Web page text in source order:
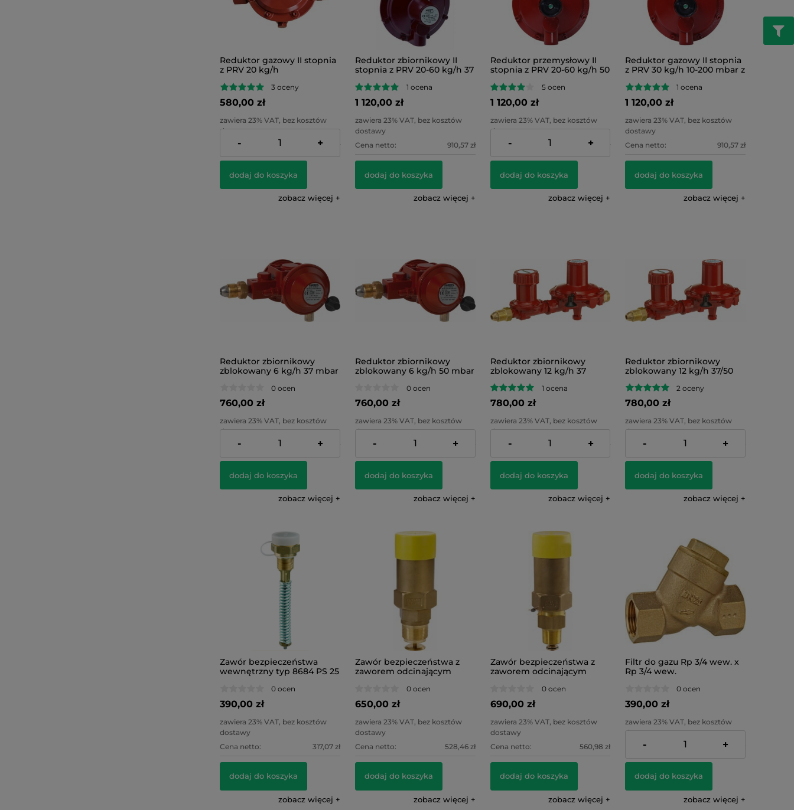
Reduktor gazowy II stopnia
z PRV 20 kg/h
3 oceny
580,00 zł
zawiera 23% VAT, bez kosztów
dostawy
Cena netto:
471,54 zł
- +
dodaj do koszyka
zobacz więcej
Reduktor zbiornikowy II
stopnia z PRV 20-60 kg/h 37
1 ocena
1 120,00 zł
zawiera 23% VAT, bez kosztów
dostawy
Cena netto:
910,57 zł
dodaj do koszyka
zobacz więcej
Reduktor przemysłowy II
stopnia z PRV 20-60 kg/h 50
5 ocen
1 120,00 zł
zawiera 23% VAT, bez kosztów
dostawy
Cena netto:
910,57 zł
- +
dodaj do koszyka
zobacz więcej
Reduktor gazowy II stopnia
z PRV 30 kg/h 10-200 mbar z
1/4
1 ocena
1 120,00 zł
zawiera 23% VAT, bez kosztów
dostawy
Cena netto:
910,57 zł
dodaj do koszyka
zobacz więcej
Reduktor zbiornikowy
zblokowany 6 kg/h 37 mbar
0 ocen
760,00 zł
zawiera 23% VAT, bez kosztów
dostawy
Cena netto:
617,89 zł
- +
dodaj do koszyka
zobacz więcej
Reduktor zbiornikowy
zblokowany 6 kg/h 50 mbar
0 ocen
760,00 zł
zawiera 23% VAT, bez kosztów
dostawy
Cena netto:
617,89 zł
- +
dodaj do koszyka
zobacz więcej
Reduktor zbiornikowy
zblokowany 12 kg/h 37
1 ocena
780,00 zł
zawiera 23% VAT, bez kosztów
dostawy
Cena netto:
634,15 zł
- +
dodaj do koszyka
zobacz więcej
Reduktor zbiornikowy
zblokowany 12 kg/h 37/50
2 oceny
780,00 zł
zawiera 23% VAT, bez kosztów
dostawy
Cena netto:
634,15 zł
- +
dodaj do koszyka
zobacz więcej
Zawór bezpieczeństwa
wewnętrzny typ 8684 PS 25
0 ocen
390,00 zł
zawiera 23% VAT, bez kosztów
dostawy
Cena netto:
317,07 zł
dodaj do koszyka
zobacz więcej
Zawór bezpieczeństwa z
zaworem odcinającym
0 ocen
650,00 zł
zawiera 23% VAT, bez kosztów
dostawy
Cena netto:
528,46 zł
dodaj do koszyka
zobacz więcej
Zawór bezpieczeństwa z
zaworem odcinającym
0 ocen
690,00 zł
zawiera 23% VAT, bez kosztów
dostawy
Cena netto:
560,98 zł
dodaj do koszyka
zobacz więcej
Filtr do gazu Rp 3/4 wew. x
Rp 3/4 wew.
0 ocen
390,00 zł
zawiera 23% VAT, bez kosztów
dostawy
Cena netto:
317,07 zł
- +
dodaj do koszyka
zobacz więcej